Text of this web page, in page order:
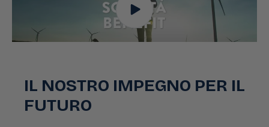
IL NOSTRO IMPEGNO PER IL
FUTURO